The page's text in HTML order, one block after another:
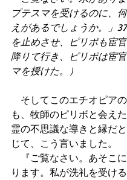
プテスマを受けるのに、
えがあるでしょうか。」
を止めさせ、ピリポも宦
降りて行き、ピリポは宦
マを授けた。）
そしてこのエチオピア
も、牧師のピリボと会え
霊の不思議な導きと縁だ
じて、こう言いました。
『ご覧なさい。あそこ
ります。私が洗礼を受け